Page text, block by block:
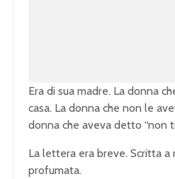
Era di sua madre. La donna
casa. La donna che non le
donna che aveva detto “non
La lettera era breve. Scritta a
profumata.